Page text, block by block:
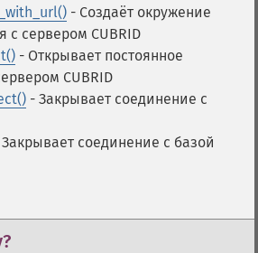
- Создаёт окружение
с сервером CUBRID
- Открывает постоянное
CUBRID
- Закрывает соединение с
соединение с базой